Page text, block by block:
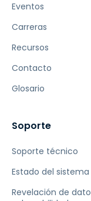
Eventos
Carreras
Recursos
Contacto
Glosario
Soporte
Soporte técnico
Estado del sistema
Revelación de